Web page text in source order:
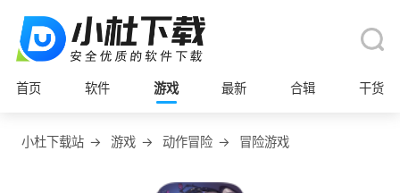
首页 软件 游戏 最新 合辑 干货
小杜下载站 → 游戏 → 动作冒险 → 冒险游戏